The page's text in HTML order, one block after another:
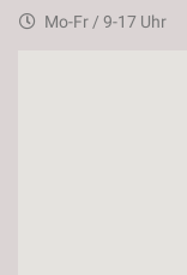
Mo-Fr / 9-17 Uhr